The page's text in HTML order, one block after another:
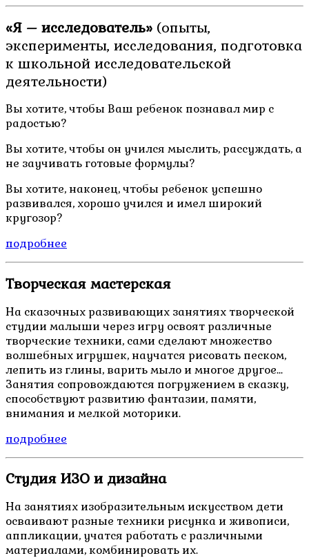
«Я – исследователь» (опыты,
эксперименты, исследования, подготовка
к школьной исследовательской
деятельности)
Вы хотите, чтобы Ваш ребенок познавал мир с
радостью?
Вы хотите, чтобы он учился мыслить, рассуждать, а
не заучивать готовые формулы?
Вы хотите, наконец, чтобы ребенок успешно
развивался, хорошо учился и имел широкий
кругозор?
подробнее
Творческая мастерская
На сказочных развивающих занятиях творческой
студии малыши через игру освоят различные
творческие техники, сами сделают множество
волшебных игрушек, научатся рисовать песком,
лепить из глины, варить мыло и многое другое...
Занятия сопровождаются погружением в сказку,
способствуют развитию фантазии, памяти,
внимания и мелкой моторики.
подробнее
Студия ИЗО и дизайна
На занятиях изобразительным искусством дети
осваивают разные техники рисунка и живописи,
аппликации, учатся работать с различными
материалами, комбинировать их.